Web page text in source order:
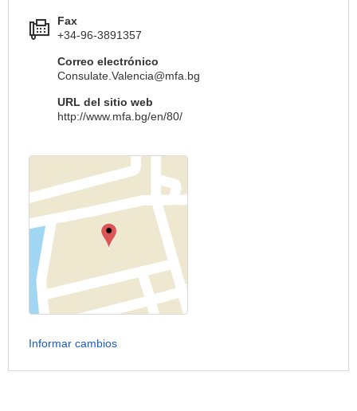
Fax
+34-96-3891357
Correo electrónico
Consulate.Valencia@mfa.bg
URL del sitio web
http://www.mfa.bg/en/80/
Informar cambios